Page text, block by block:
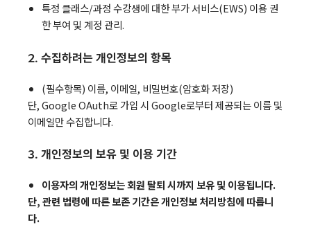
특정 클래스/과정 수강생에 대한 부가 서비스(EWS) 이용 권
한 부여 및 계정 관리.
2. 수집하려는 개인정보의 항목
(필수항목) 이름, 이메일, 비밀번호(암호화 저장)
단, Google OAuth로 가입 시 Google로부터 제공되는 이름 및
이메일만 수집합니다.
3. 개인정보의 보유 및 이용 기간
이용자의 개인정보는 회원 탈퇴 시까지 보유 및 이용됩니다.
단, 관련 법령에 따른 보존 기간은 개인정보 처리방침에 따릅니
다.